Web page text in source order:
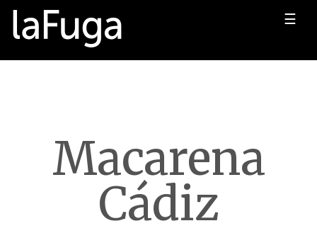
☰
Macarena
Cádiz